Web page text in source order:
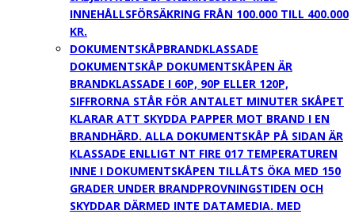
INNEHÅLLSFÖRSÄKRING FRÅN 100.000 TILL 400.000
KR.
DOKUMENTSKÅPBRANDKLASSADE
DOKUMENTSKÅP DOKUMENTSKÅPEN ÄR
BRANDKLASSADE I 60P, 90P ELLER 120P,
SIFFRORNA STÅR FÖR ANTALET MINUTER SKÅPET
KLARAR ATT SKYDDA PAPPER MOT BRAND I EN
BRANDHÄRD. ALLA DOKUMENTSKÅP PÅ SIDAN ÄR
KLASSADE ENLLIGT NT FIRE 017 TEMPERATUREN
INNE I DOKUMENTSKÅPEN TILLÅTS ÖKA MED 150
GRADER UNDER BRANDPROVNINGSTIDEN OCH
SKYDDAR DÄRMED INTE DATAMEDIA. MED